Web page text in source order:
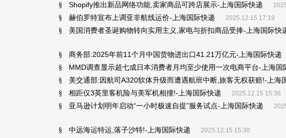
§ Shopify推出新品网络功能,卖家商品可跨店展示-上海国际快递
§ 赫伯罗特宣布上调亚非航线运价-上海国际快递 2025.12.15 17:19
§ 美国消费者圣诞购物转向实用主义,家电与折扣商品受捧-上海国际快
§ 商务部:2025年前11个月中国货物进出口41.21万亿元-上海国际快递
§ MMD调查显示超七成日本消费者月均至少使用一次电商平台-上海国
§ 美交通部:因航司A320软体升级而遭遇航班中断,旅客无权获赔!-上海
§ 相距仅3英里客机险与美军机相撞!-上海国际快递 2025.12.15 15:36
§ 亚马逊计划明年启动“一小时极速自提”服务试点-上海国际快递
§ 中远海运特运,落子沙特!-上海国际快递 2025.12.15 15:30